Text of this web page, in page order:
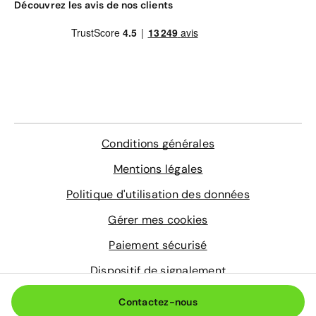
Contactez-nous
Gravage des vitres
Découvrez les avis de nos clients
Conditions générales
Mentions légales
Politique d'utilisation des données
Gérer mes cookies
Paiement sécurisé
Dispositif de signalement
© 2026 Aramisauto.com